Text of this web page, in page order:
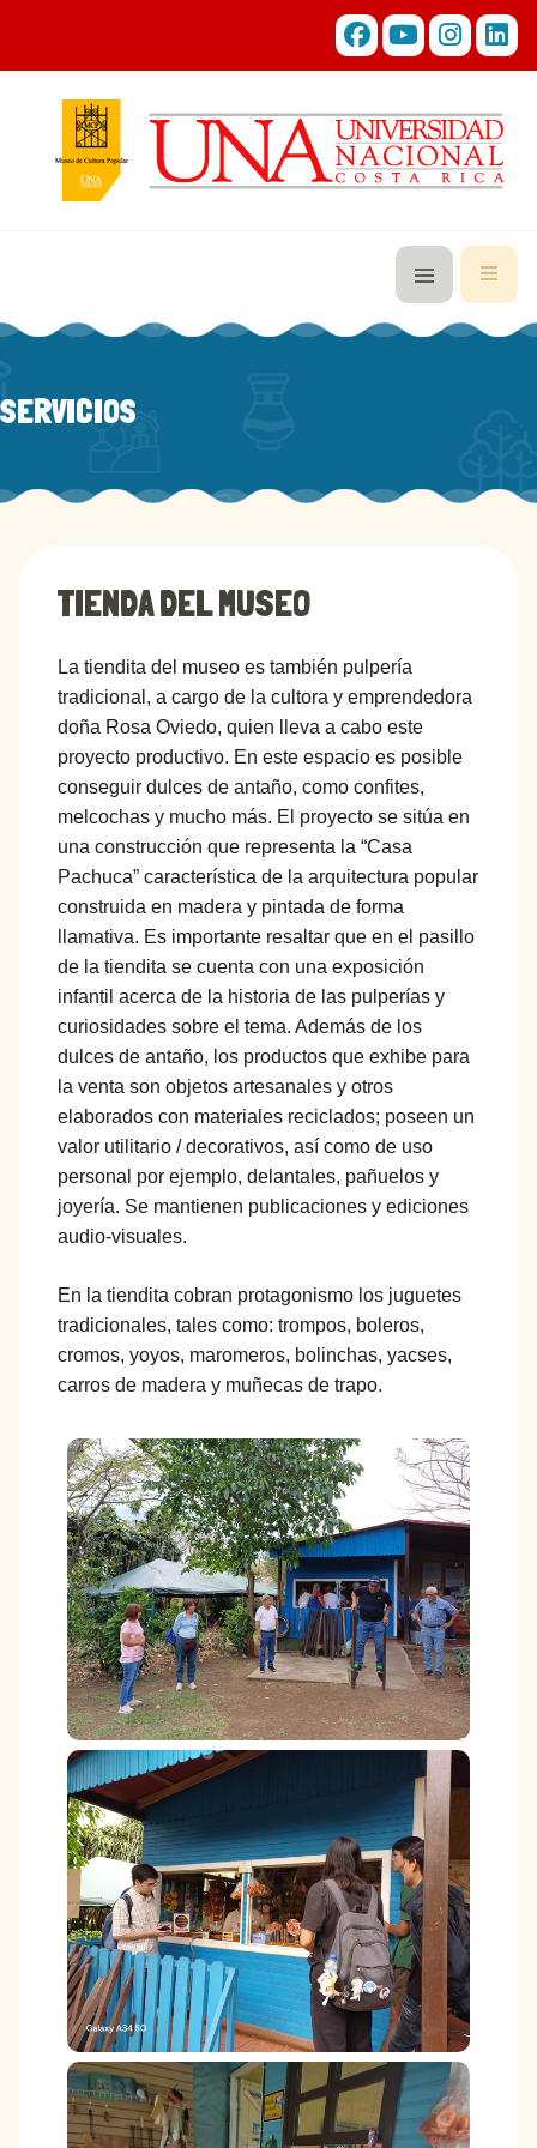
SERVICIOS
TIENDA DEL MUSEO
La tiendita del museo es también pulpería
tradicional, a cargo de la cultora y emprendedora
doña Rosa Oviedo, quien lleva a cabo este
proyecto productivo. En este espacio es posible
conseguir dulces de antaño, como confites,
melcochas y mucho más. El proyecto se sitúa en
una construcción que representa la “Casa
Pachuca” característica de la arquitectura popular
construida en madera y pintada de forma
llamativa. Es importante resaltar que en el pasillo
de la tiendita se cuenta con una exposición
infantil acerca de la historia de las pulperías y
curiosidades sobre el tema. Además de los
dulces de antaño, los productos que exhibe para
la venta son objetos artesanales y otros
elaborados con materiales reciclados; poseen un
valor utilitario / decorativos, así como de uso
personal por ejemplo, delantales, pañuelos y
joyería. Se mantienen publicaciones y ediciones
audio-visuales.
En la tiendita cobran protagonismo los juguetes
tradicionales, tales como: trompos, boleros,
cromos, yoyos, maromeros, bolinchas, yacses,
carros de madera y muñecas de trapo.